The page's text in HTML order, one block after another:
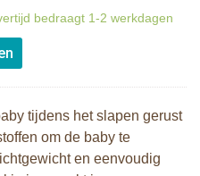
bedraagt 1-2 werkdagen
tijdens het slapen gerust
om de baby te
en eenvoudig